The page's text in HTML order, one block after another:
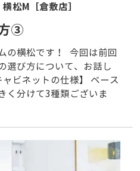
横松M ［倉敷店］
③
の横松です！ 今回は前回
選び方について、お話し
ビネットの仕様】 ベース
く分けて3種類ございま